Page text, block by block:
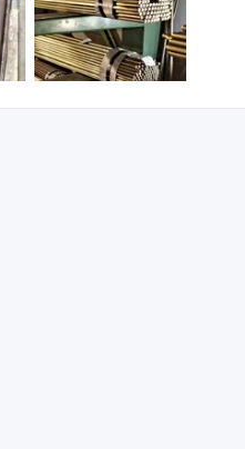
14Х17Н2 со склада.
по всей России.